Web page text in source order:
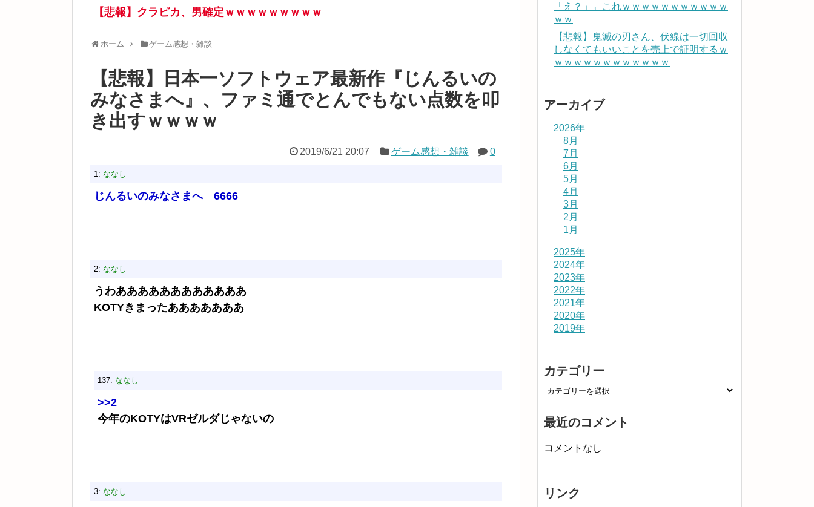
【悲報】クラピカ、男確定ｗｗｗｗｗｗｗｗｗ
ホーム ゲーム感想・雑談
【悲報】日本一ソフトウェア最新作『じんるいの
みなさまへ』、ファミ通でとんでもない点数を叩
き出すｗｗｗｗ
2019/6/21 20:07 ゲーム感想・雑談 0
1: ななし
じんるいのみなさまへ 6666
2: ななし
うわああああああああああああ
KOTYきまったあああああああ
137: ななし
>>2
今年のKOTYはVRゼルダじゃないの
3: ななし
「え？」←これｗｗｗｗｗｗｗｗｗｗｗ
ｗｗ
【悲報】鬼滅の刃さん、伏線は一切回収
しなくてもいいことを売上で証明するｗ
ｗｗｗｗｗｗｗｗｗｗｗｗ
アーカイブ
2026年
8月
7月
6月
5月
4月
3月
2月
1月
2025年
2024年
2023年
2022年
2021年
2020年
2019年
カテゴリー
最近のコメント
コメントなし
リンク